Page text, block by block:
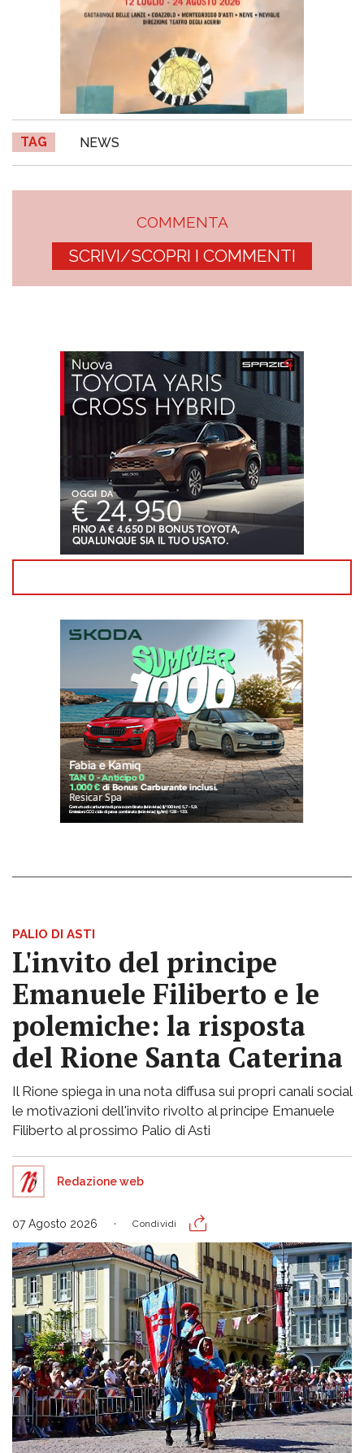
TAG NEWS
COMMENTA
SCRIVI/SCOPRI I COMMENTI
PALIO DI ASTI
L'invito del principe
Emanuele Filiberto e le
polemiche: la risposta
del Rione Santa Caterina
Il Rione spiega in una nota diffusa sui propri canali social
le motivazioni dell'invito rivolto al principe Emanuele
Filiberto al prossimo Palio di Asti
Redazione web
07 Agosto 2026 Condividi